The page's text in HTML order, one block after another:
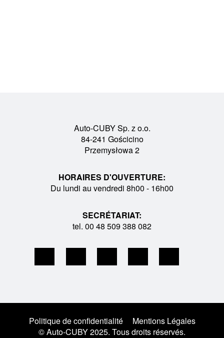
Auto-CUBY Sp. z o.o.
84-241 Gościcino
Przemysłowa 2
HORAIRES D'OUVERTURE:
Du lundi au vendredi 8h00 - 16h00
SECRÉTARIAT:
tel. 00 48 509 388 082
Politique de confidentialité
Mentions Légales
© Auto-CUBY 2025. Tous droits réservés.